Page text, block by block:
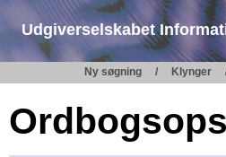
Udgiverselskabet
Ny søgning Klynger